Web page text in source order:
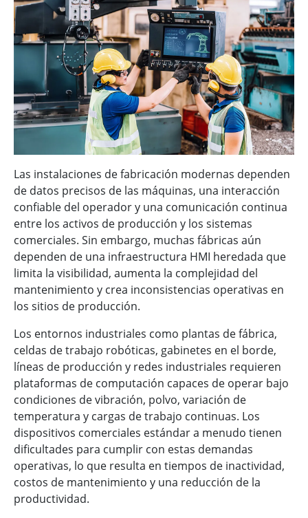
Las instalaciones de fabricación modernas dependen
de datos precisos de las máquinas, una interacción
confiable del operador y una comunicación continua
entre los activos de producción y los sistemas
comerciales. Sin embargo, muchas fábricas aún
dependen de una infraestructura HMI heredada que
limita la visibilidad, aumenta la complejidad del
mantenimiento y crea inconsistencias operativas en
los sitios de producción.
Los entornos industriales como plantas de fábrica,
celdas de trabajo robóticas, gabinetes en el borde,
líneas de producción y redes industriales requieren
plataformas de computación capaces de operar bajo
condiciones de vibración, polvo, variación de
temperatura y cargas de trabajo continuas. Los
dispositivos comerciales estándar a menudo tienen
dificultades para cumplir con estas demandas
operativas, lo que resulta en tiempos de inactividad,
costos de mantenimiento y una reducción de la
productividad.